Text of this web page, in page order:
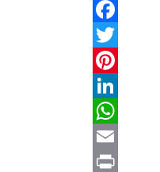
Facebook
Twitter
Pinterest
LinkedIn
WhatsApp
Email